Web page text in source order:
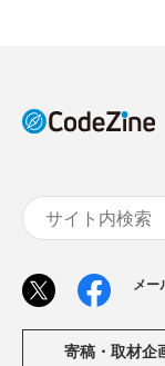
メー
寄稿・取材企